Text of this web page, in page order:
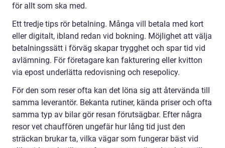
för allt som ska med.
Ett tredje tips rör betalning. Många vill betala med kort
eller digitalt, ibland redan vid bokning. Möjlighet att välja
betalningssätt i förväg skapar trygghet och spar tid vid
avlämning. För företagare kan fakturering eller kvitton
via epost underlätta redovisning och resepolicy.
För den som reser ofta kan det löna sig att återvända till
samma leverantör. Bekanta rutiner, kända priser och ofta
samma typ av bilar gör resan förutsägbar. Efter några
resor vet chauffören ungefär hur lång tid just den
sträckan brukar ta, vilka vägar som fungerar bäst vid